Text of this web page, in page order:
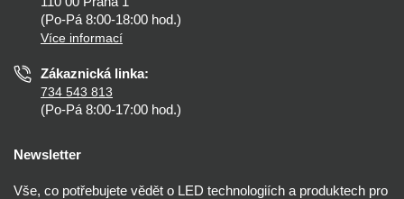
Osvětlení dle místnosti
Nastavení cookies
Prohlášení o přístupnosti
(Po-Pá 8:00-18:00 hod.)
Více informací
Zákaznická linka:
734 543 813
(Po-Pá 8:00-17:00 hod.)
Newsletter
Vše, co potřebujete vědět o LED technologiích a produktech pro